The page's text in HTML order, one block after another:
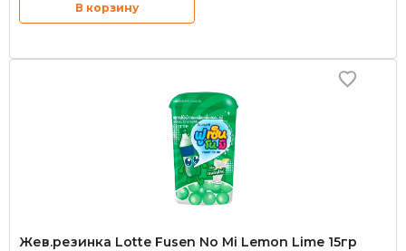
В корзину
Жев.резинка Lotte Fusen No Mi Lemon Lime 15гр